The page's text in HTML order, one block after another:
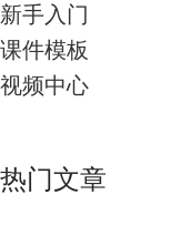
新手入门
课件模板
视频中心
热门文章